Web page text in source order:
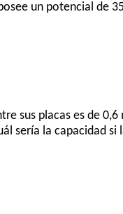
un potencial de
sus placas es de 0,6
sería la capacidad si